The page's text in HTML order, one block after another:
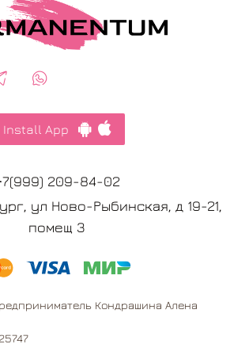
Install App
209-84-02
ул Ново-Рыбинская, д 19-21,
помещ 3
Кондрашина Алена